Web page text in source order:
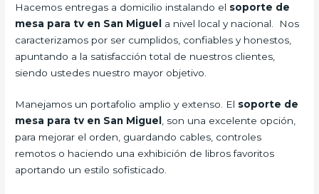
Hacemos entregas a domicilio instalando el soporte de
mesa para tv en San Miguel a nivel local y nacional. Nos
caracterizamos por ser cumplidos, confiables y honestos,
apuntando a la satisfacción total de nuestros clientes,
siendo ustedes nuestro mayor objetivo.
Manejamos un portafolio amplio y extenso. El soporte de
mesa para tv en San Miguel , son una excelente opción,
para mejorar el orden, guardando cables, controles
remotos o haciendo una exhibición de libros favoritos
aportando un estilo sofisticado.